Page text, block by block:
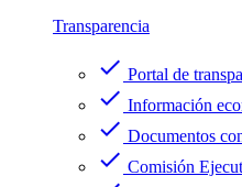
Transparencia
check Portal de
check Información
check Documentos
check Comisión